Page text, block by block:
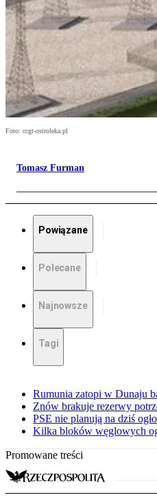
Foto: ccgt-ostroleka.pl
Tomasz Furman
Powiązane
Polecane
Najnowsze
Tagi
Rumunia zatopi w Dunaju
Znów brakuje rezerwy
PSE nie planują na dziś
Kilka bloków węglowych
Promowane treści